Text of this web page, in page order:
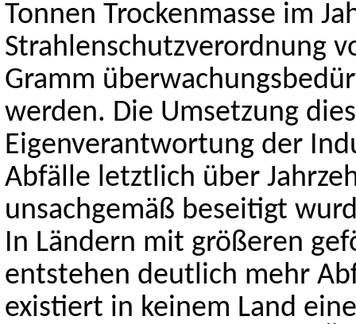
Tonnen Trockenmasse im
Strahlenschutzverordnung
Gramm
werden. Die Umsetzung
Eigenverantwortung der
Abfälle letztlich über
unsachgemäß beseitigt
In Ländern mit größeren
entstehen deutlich mehr
existiert in keinem Land